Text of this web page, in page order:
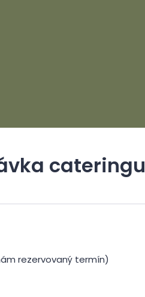
cateringu
rezervovaný termín)